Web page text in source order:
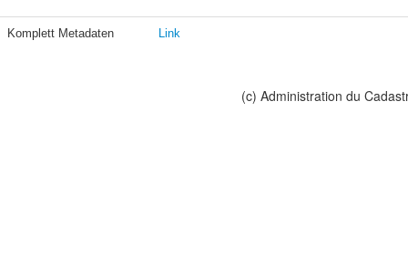
Komplett Metadaten Link
(c) Administration du